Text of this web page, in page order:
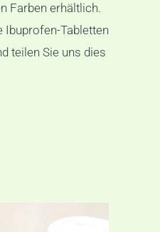
Farben erhältlich.
Ibuprofen-Tabletten
teilen Sie uns dies